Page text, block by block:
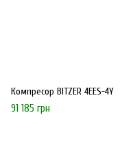
Компресор BITZER 4EES-4Y
91 185 грн